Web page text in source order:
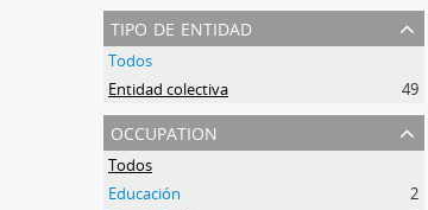
tipo de entidad
Todos
Entidad colectiva
49
occupation
Todos
Educación
2